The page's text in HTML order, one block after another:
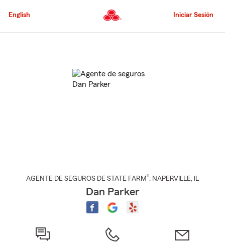
al
principal
English Iniciar Sesión
AGENTE DE SEGUROS DE STATE FARM®, NAPERVILLE, IL
Dan Parker